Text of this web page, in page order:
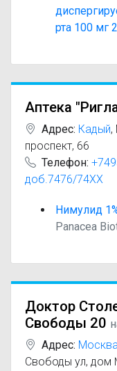
рта 100 мг
Аптека
Адрес: Кадый,
проспект, 66
Телефон:
доб.7476/74XX
Нимулид
Panacea
Доктор
Свободы 20
Адрес:
Свободы ул, дом